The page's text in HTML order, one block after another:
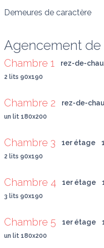
Demeures de caractère
Agencement de
Chambre 1 rez-de-
2 lits 90x190
Chambre 2 rez-de-
un lit 180x200
Chambre 3 1er étage
2 lits 90x190
Chambre 4 1er étage
3 lits 90x190
Chambre 5 1er étage
un lit 180x200